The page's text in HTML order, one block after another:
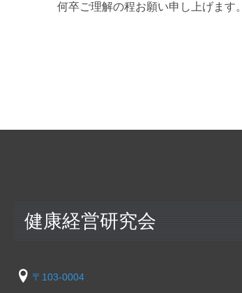
何卒ご理解の程お願い申し上げます。
健康経営研究会
〒103-0004